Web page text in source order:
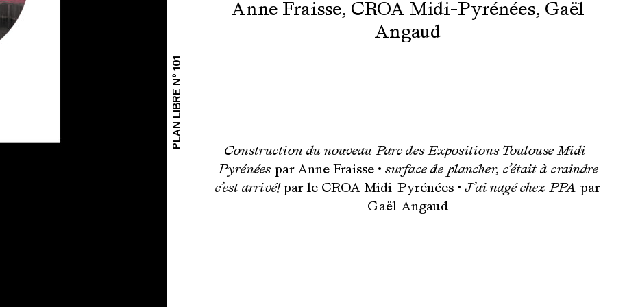
Anne Fraisse, CROA Midi-Pyrénées, Gaël
Angaud
Construction du nouveau Parc des Expositions Toulouse Midi-
Pyrénéespar Anne Fraisse • surface de plancher, c’était à craindre
c’est arrivé!par le CROA Midi-Pyrénées • J’ai nagé chez PPA par
Gaël Angaud
PLAN LIBRE N° 101